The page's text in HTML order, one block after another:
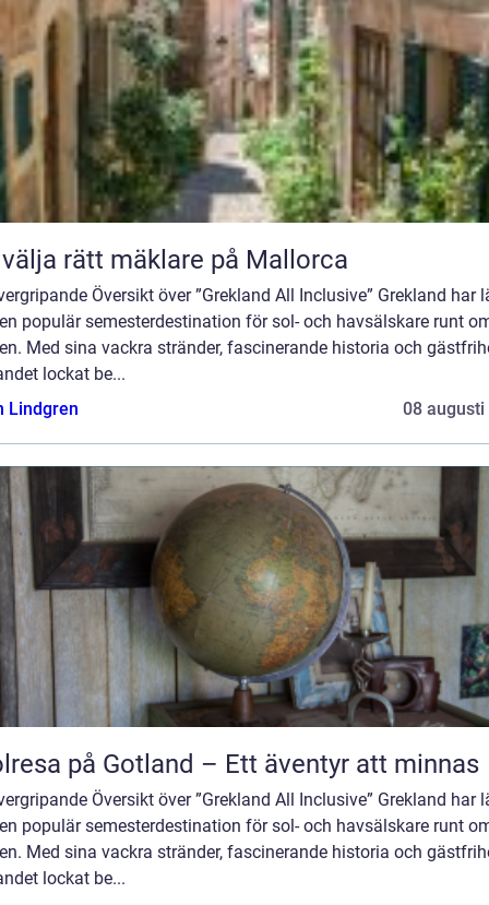
rätt mäklare på Mallorca
Översikt över ”Grekland All Inclusive” Grekland har
populär semesterdestination för sol- och havsälskare runt
Med sina vackra stränder, fascinerande historia och
lockat be...
Lindgren
08 augusti
på Gotland – Ett äventyr att minnas
Översikt över ”Grekland All Inclusive” Grekland har
populär semesterdestination för sol- och havsälskare runt
Med sina vackra stränder, fascinerande historia och
lockat be...